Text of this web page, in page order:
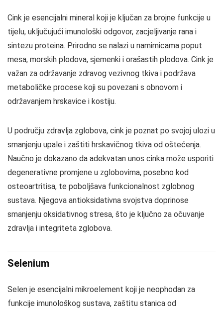
Cink je esencijalni mineral koji je ključan za brojne funkcije u
tijelu, uključujući imunološki odgovor, zacjeljivanje rana i
sintezu proteina. Prirodno se nalazi u namirnicama poput
mesa, morskih plodova, sjemenki i orašastih plodova. Cink je
važan za održavanje zdravog vezivnog tkiva i podržava
metaboličke procese koji su povezani s obnovom i
održavanjem hrskavice i kostiju.
U području zdravlja zglobova, cink je poznat po svojoj ulozi u
smanjenju upale i zaštiti hrskavičnog tkiva od oštećenja.
Naučno je dokazano da adekvatan unos cinka može usporiti
degenerativne promjene u zglobovima, posebno kod
osteoartritisa, te poboljšava funkcionalnost zglobnog
sustava. Njegova antioksidativna svojstva doprinose
smanjenju oksidativnog stresa, što je ključno za očuvanje
zdravlja i integriteta zglobova.
Selenium
Selen je esencijalni mikroelement koji je neophodan za
funkcije imunološkog sustava, zaštitu stanica od